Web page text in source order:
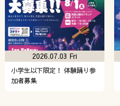
小学生以下限定！ 体験踊り参
加者募集
2026.07.03 Fri